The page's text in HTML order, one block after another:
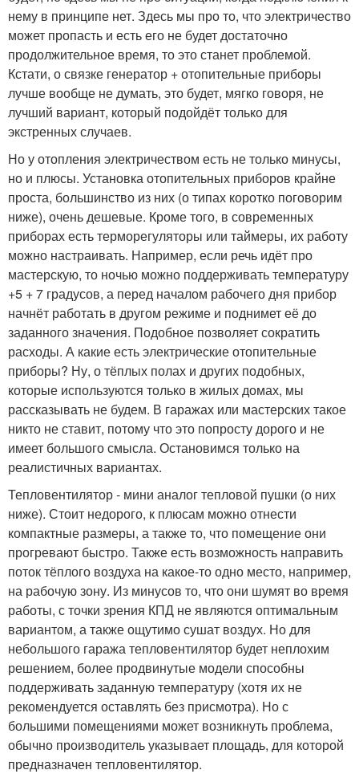
нему в принципе нет. Здесь мы про то, что электричество
может пропасть и есть его не будет достаточно
продолжительное время, то это станет проблемой.
Кстати, о связке генератор + отопительные приборы
лучше вообще не думать, это будет, мягко говоря, не
лучший вариант, который подойдёт только для
экстренных случаев.
Но у отопления электричеством есть не только минусы,
но и плюсы. Установка отопительных приборов крайне
проста, большинство из них (о типах коротко поговорим
ниже), очень дешевые. Кроме того, в современных
приборах есть терморегуляторы или таймеры, их работу
можно настраивать. Например, если речь идёт про
мастерскую, то ночью можно поддерживать температуру
+5 + 7 градусов, а перед началом рабочего дня прибор
начнёт работать в другом режиме и поднимет её до
заданного значения. Подобное позволяет сократить
расходы. А какие есть электрические отопительные
приборы? Ну, о тёплых полах и других подобных,
которые используются только в жилых домах, мы
рассказывать не будем. В гаражах или мастерских такое
никто не ставит, потому что это попросту дорого и не
имеет большого смысла. Остановимся только на
реалистичных вариантах.
Тепловентилятор - мини аналог тепловой пушки (о них
ниже). Стоит недорого, к плюсам можно отнести
компактные размеры, а также то, что помещение они
прогревают быстро. Также есть возможность направить
поток тёплого воздуха на какое-то одно место, например,
на рабочую зону. Из минусов то, что они шумят во время
работы, с точки зрения КПД не являются оптимальным
вариантом, а также ощутимо сушат воздух. Но для
небольшого гаража тепловентилятор будет неплохим
решением, более продвинутые модели способны
поддерживать заданную температуру (хотя их не
рекомендуется оставлять без присмотра). Но с
большими помещениями может возникнуть проблема,
обычно производитель указывает площадь, для которой
предназначен тепловентилятор.